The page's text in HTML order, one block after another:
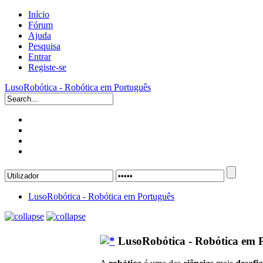
Início
Fórum
Ajuda
Pesquisa
Entrar
Registe-se
LusoRobótica - Robótica em Português
LusoRobótica - Robótica em Português
LusoRobótica - Robótica em